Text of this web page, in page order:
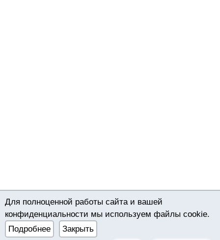
© 2022–2026 Международный сайт знакомств
bimeon.date |
Правила|
Для полноценной работы сайта и вашей
конфиденциальности мы используем файлы cookie.
Подробнее
Закрыть